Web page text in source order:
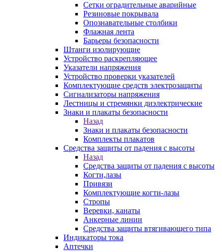
Сетки оградительные аварийные
Резиновые покрывала
Опознавательные столбики
Флажная лента
Барьеры безопасности
Штанги изолирующие
Устройство раскрепляющее
Указатели напряжения
Устройство проверки указателей
Комплектующие средств электрозащиты
Сигнализаторы напряжения
Лестницы и стремянки диэлектрические
Знаки и плакаты безопасности
Назад
Знаки и плакаты безопасности
Комплекты плакатов
Средства защиты от падения с высоты
Назад
Средства защиты от падения с высоты
Когти,лазы
Привязи
Комплектующие когти-лазы
Стропы
Веревки, канаты
Анкерные линии
Средства защиты втягивающего типа
Индикаторы тока
Аптечки